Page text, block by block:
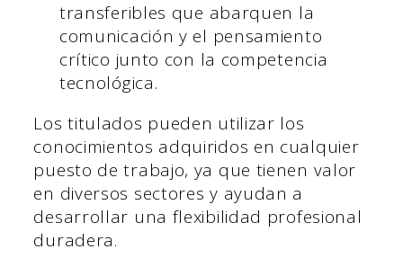
transferibles que abarquen la
comunicación y el pensamiento
crítico junto con la competencia
tecnológica.
Los titulados pueden utilizar los
conocimientos adquiridos en cualquier
puesto de trabajo, ya que tienen valor
en diversos sectores y ayudan a
desarrollar una flexibilidad profesional
duradera.